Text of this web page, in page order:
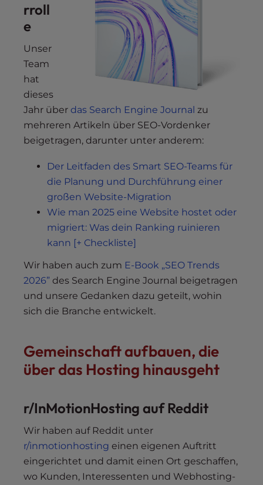
rroll
e
Unser
Team
hat
dieses
Jahr über das Search Engine Journal zu
mehreren Artikeln über SEO-Vordenker
beigetragen, darunter unter anderem:
Der Leitfaden des Smart SEO-Teams für
die Planung und Durchführung einer
großen Website-Migration
Wie man 2025 eine Website hostet oder
migriert: Was dein Ranking ruinieren
kann [+ Checkliste]
Wir haben auch zum E-Book „SEO Trends
2026” des Search Engine Journal beigetragen
und unsere Gedanken dazu geteilt, wohin
sich die Branche entwickelt.
Gemeinschaft aufbauen, die
über das Hosting hinausgeht
r/InMotionHosting auf Reddit
Wir haben auf Reddit unter
r/inmotionhosting einen eigenen Auftritt
eingerichtet und damit einen Ort geschaffen,
wo Kunden, Interessenten und Webhosting-